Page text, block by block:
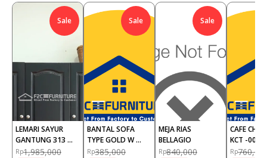
Sale
LEMARI SAYUR
GANTUNG 313
POLOS EXPRESSO
Rp1,985,000
Sale
BANTAL SOFA
TYPE GOLD W
(PCS)
Rp385,000
Sale
MEJA RIAS
BELLAGIO
Rp840,000
CAFE
KCT -003
Rp